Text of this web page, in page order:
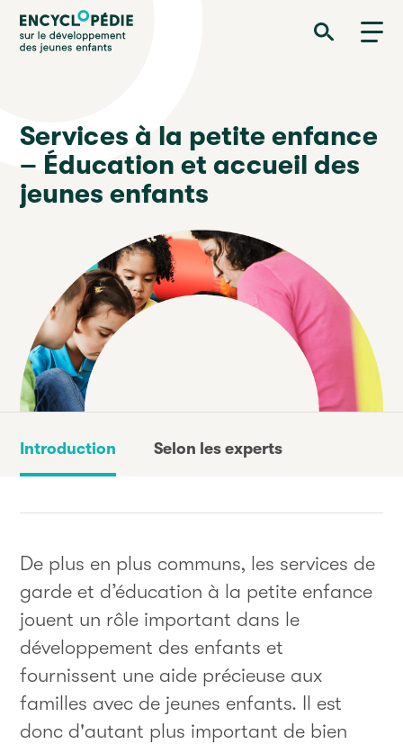
Aller
contenu
Encyclopédie sur le développement des jeunes enfants
Services à la petite enfance
– Éducation et accueil des
jeunes enfants
Introduction Selon les experts
De plus en plus communs, les services de
garde et d’éducation à la petite enfance
jouent un rôle important dans le
développement des enfants et
fournissent une aide précieuse aux
familles avec de jeunes enfants. Il est
donc d'autant plus important de bien